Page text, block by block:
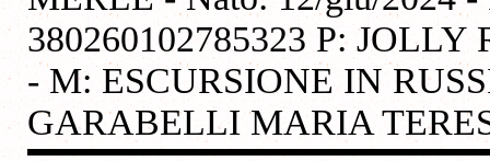
380260102785323 P:
- M: ESCURSIONE IN
GARABELLI MARIA